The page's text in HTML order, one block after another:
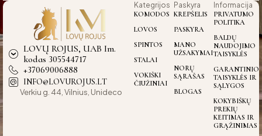
Kategrijos
KOMODOS
LOVOS
SPINTOS
STALAI
VOKIŠKI
ČIUŽINIAI
Paskyra
KREPŠELIS
PASKYRA
MANO
UŽSAKYMAI
NORŲ
SĄRAŠAS
BLOGAS
Informacija
PRIVATUMO
POLITIKA
BALDŲ
NAUDOJIMO
TAISYKLĖS
GARANTINIO
TAISYKLĖS IR
SĄLYGOS
KOKYBIŠKŲ
PREKIŲ
KEITIMAS IR
GRĄŽINIMAS
LOVŲ ROJUS, UAB Im.
kodas 305544717
+37069006888
INFO@LOVUROJUS.LT
Verkiu g. 44, Vilnius, Unideco